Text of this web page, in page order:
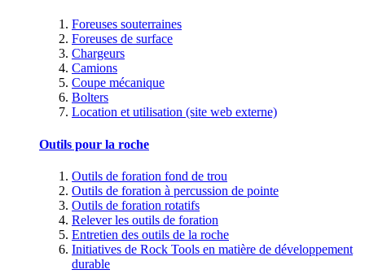
Foreuses souterraines
Foreuses de surface
Chargeurs
Camions
Coupe mécanique
Bolters
Location et utilisation (site web externe)
Outils pour la roche
Outils de foration fond de trou
Outils de foration à percussion de pointe
Outils de foration rotatifs
Relever les outils de foration
Entretien des outils de la roche
Initiatives de Rock Tools en matière de développement
durable